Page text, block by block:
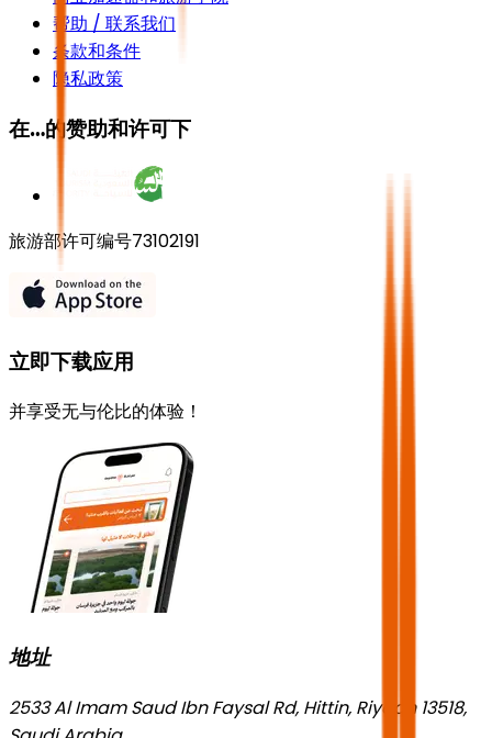
帮助 / 联系我们
条款和条件
隐私政策
在…的赞助和许可下
旅游部许可编号73102191
立即下载应用
并享受无与伦比的体验！
地址
2533 Al Imam Saud Ibn Faysal Rd, Hittin, Riyadh 13518,